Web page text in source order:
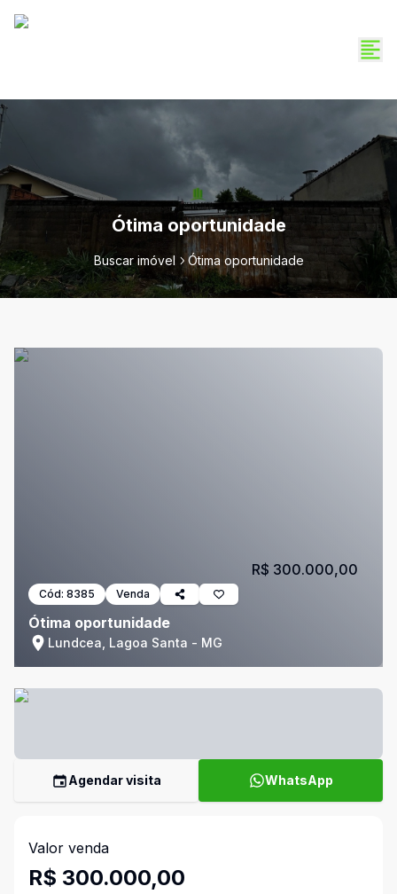
Ótima oportunidade
Buscar imóvel Ótima oportunidade
Cód: 8385 Venda
Ótima oportunidade
Lundcea, Lagoa Santa - MG
R$ 300.000,00
Agendar visita WhatsApp
Valor venda
R$ 300.000,00